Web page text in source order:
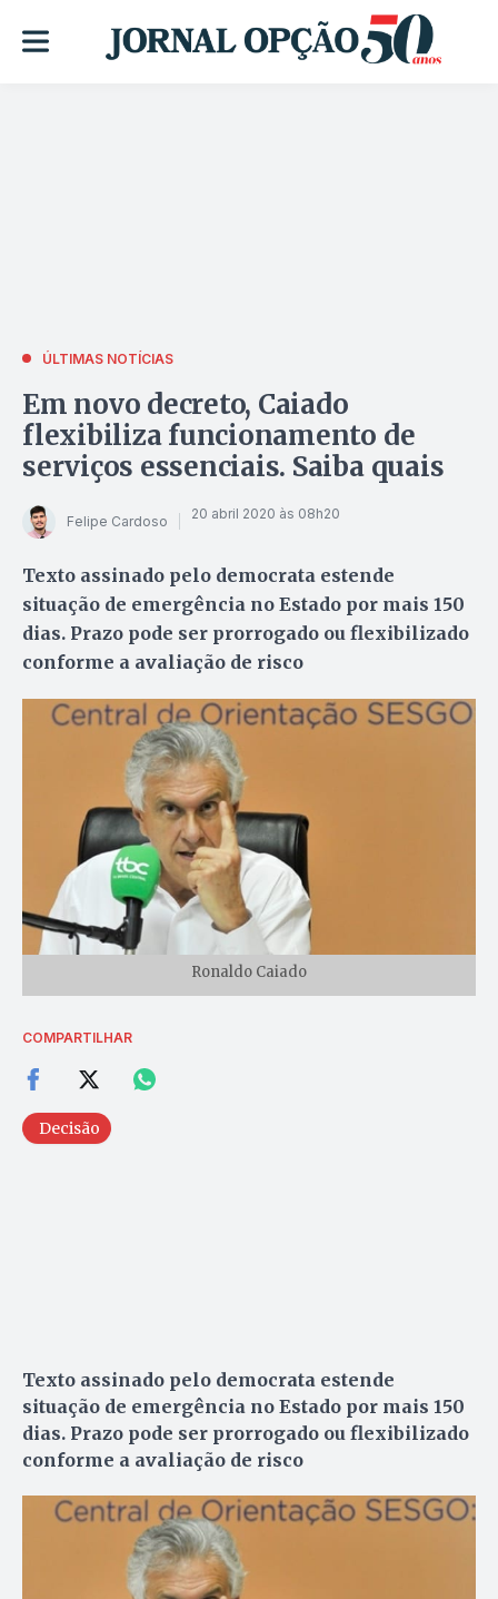
ÚLTIMAS NOTÍCIAS
Em novo decreto, Caiado
flexibiliza funcionamento de
serviços essenciais. Saiba quais
Felipe Cardoso 20 abril 2020 às 08h20
Texto assinado pelo democrata estende
situação de emergência no Estado por mais 150
dias. Prazo pode ser prorrogado ou flexibilizado
conforme a avaliação de risco
Ronaldo Caiado
COMPARTILHAR
Decisão
Texto assinado pelo democrata estende
situação de emergência no Estado por mais 150
dias. Prazo pode ser prorrogado ou flexibilizado
conforme a avaliação de risco